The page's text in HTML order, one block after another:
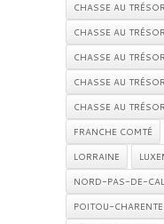
CHASSE AU
CHASSE AU
CHASSE AU
CHASSE AU
CHASSE AU
FRANCHE COMTÉ
LORRAINE
NORD-PAS-DE-
POITOU-